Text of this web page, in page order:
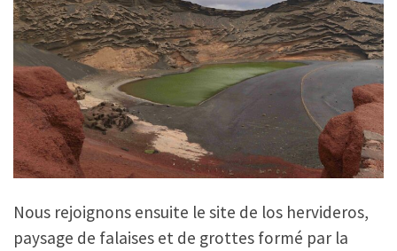
Nous rejoignons ensuite le site de los hervideros,
paysage de falaises et de grottes formé par la